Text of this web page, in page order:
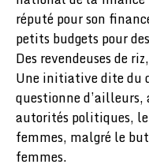
réputé pour son
petits budgets pour
Des revendeuses de
Une initiative dite du
questionne
autorités politiques,
femmes, malgré le
femmes.